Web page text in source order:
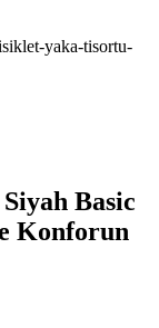
yaka-tisortu-
Basic
Konforun